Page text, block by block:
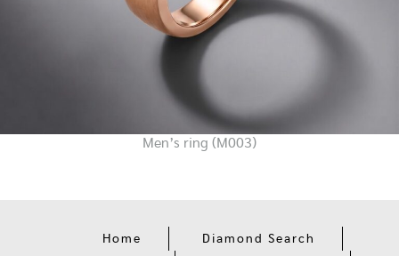
Men’s ring (M003)
Home
Diamond Search